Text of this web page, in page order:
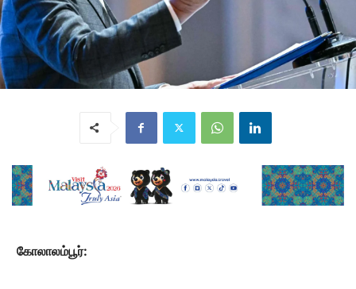
கோலாலம்பூர்: